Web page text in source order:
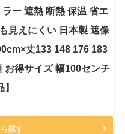
ー 遮熱 断熱 保温 省エ
見えにくい 日本製 遮像
丈133 148 176 183
お得サイズ 幅100センチ
探す